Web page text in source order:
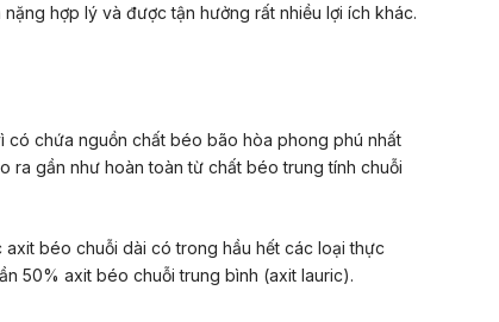
hợp lý và được tận hưởng rất nhiều lợi ích khác.
có chứa nguồn chất béo bão hòa phong phú nhất
ra gần như hoàn toàn từ chất béo trung tính chuỗi
axit béo chuỗi dài có trong hầu hết các loạithực
50% axit béo chuỗi trung bình (axit lauric).